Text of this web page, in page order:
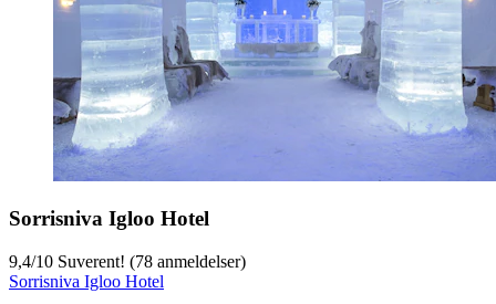
Sorrisniva Igloo Hotel
9,4/10 Suverent! (78 anmeldelser)
Sorrisniva Igloo Hotel